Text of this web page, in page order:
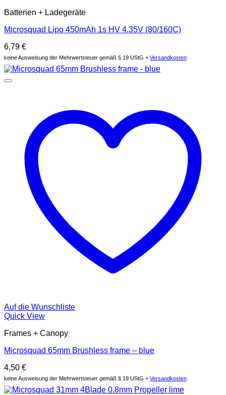
Batterien + Ladegeräte
Microsquad Lipo 450mAh 1s HV 4.35V (80/160C)
6,79 €
keine Ausweisung der Mehrwertsteuer gemäß § 19 UStG + Versandkosten
Auf die Wunschliste
Quick View
Frames + Canopy
Microsquad 65mm Brushless frame – blue
4,50 €
keine Ausweisung der Mehrwertsteuer gemäß § 19 UStG + Versandkosten